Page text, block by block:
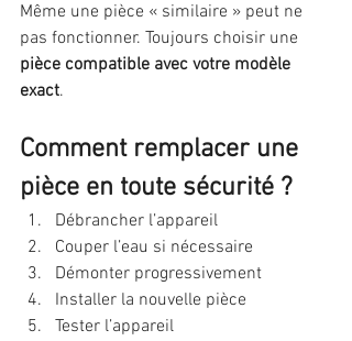
Même une pièce « similaire » peut ne
pas fonctionner. Toujours choisir une
pièce compatible avec votre modèle
exact.
Comment remplacer une
pièce en toute sécurité ?
Débrancher l’appareil
Couper l’eau si nécessaire
Démonter progressivement
Installer la nouvelle pièce
Tester l’appareil